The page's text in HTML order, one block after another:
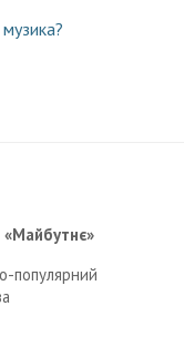
«Майбутнє»
популярний